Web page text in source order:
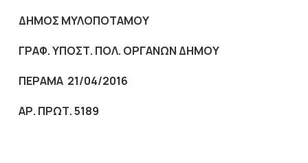
ΔΗΜΟΣ ΜΥΛΟΠΟΤΑΜΟΥ
ΓΡΑΦ. ΥΠΟΣΤ. ΠΟΛ. ΟΡΓΑΝΩΝ ΔΗΜΟΥ
ΠΕΡΑΜΑ 21/04/2016
ΑΡ. ΠΡΩΤ. 5189